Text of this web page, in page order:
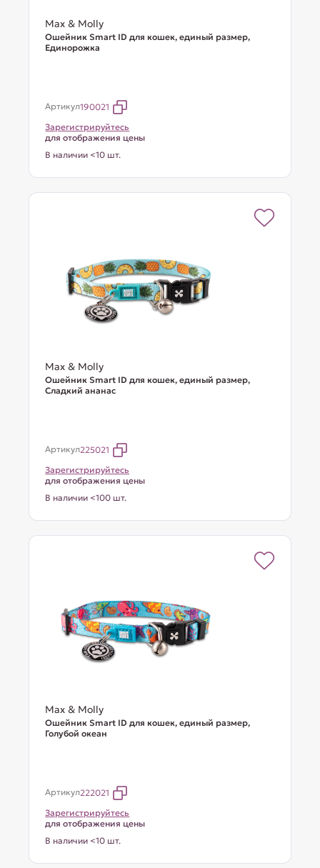
Max & Molly
Ошейник Smart ID для кошек, единый размер,
Единорожка
Артикул190021
Зарегистрируйтесь
для отображения цены
В наличии <10 шт.
Max & Molly
Ошейник Smart ID для кошек, единый размер,
Сладкий ананас
Артикул225021
Зарегистрируйтесь
для отображения цены
В наличии <100 шт.
Max & Molly
Ошейник Smart ID для кошек, единый размер,
Голубой океан
Артикул222021
Зарегистрируйтесь
для отображения цены
В наличии <10 шт.